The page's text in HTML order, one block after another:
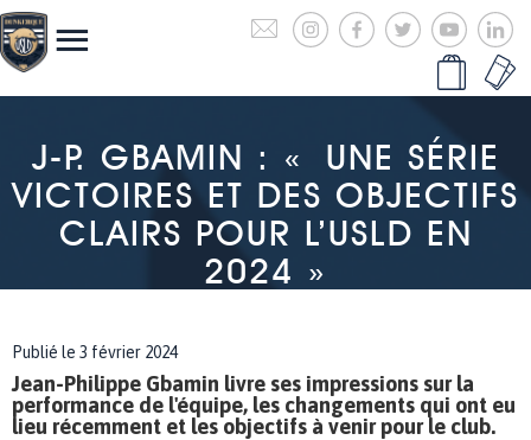
J-P. GBAMIN : « UNE SÉRIE
VICTOIRES ET DES OBJECTIFS
CLAIRS POUR L’USLD EN
2024 »
Publié le 3 février 2024
Jean-Philippe Gbamin livre ses impressions sur la
performance de l'équipe, les changements qui ont eu
lieu récemment et les objectifs à venir pour le club.